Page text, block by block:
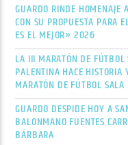
GUARDO RINDE
CON SU PROPUESTA PARA
ES EL MEJOR» 2026
LA III MARATÓN DE
PALENTINA HACE HISTORIA
MARATÓN DE FÚTBOL
GUARDO DESPIDE HOY A
BALONMANO FUENTES
BÁRBARA